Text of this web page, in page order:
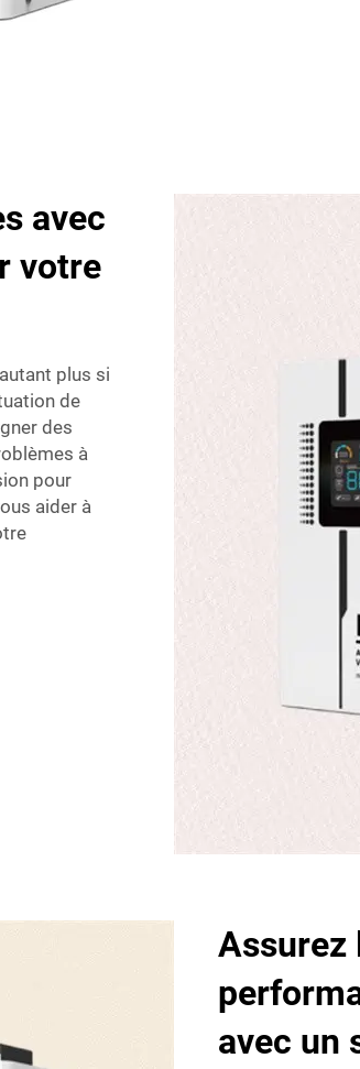
avec
votre
plus si
de
des
à
pour
aider à
Assurez
avec un